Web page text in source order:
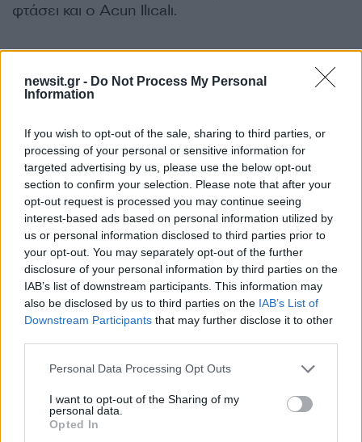
newsit.gr - Do Not Process My Personal
Information
If you wish to opt-out of the sale, sharing to third parties, or
processing of your personal or sensitive information for
targeted advertising by us, please use the below opt-out
section to confirm your selection. Please note that after your
opt-out request is processed you may continue seeing
interest-based ads based on personal information utilized by
us or personal information disclosed to third parties prior to
your opt-out. You may separately opt-out of the further
disclosure of your personal information by third parties on the
IAB’s list of downstream participants. This information may
also be disclosed by us to third parties on the IAB’s List of
Downstream Participants that may further disclose it to other
Please note that this website/app uses one or more Google
not limited to your visit or usage behaviour. You may click to
grant or deny consent to Google and its third-party tags to
use your data for below specified purposes in below Google
Personal Data Processing Opt Outs
I want to opt-out of the Sharing of my
personal data.
Opted In
φτάσει και ο Acun Ilıcalı.
Οι σκέψεις όλων μας βρίσκονται δίπλα στον
Σταύρο και την οικογένειά του, με την ευχή για
δύναμη και την καλύτερη δυνατή εξέλιξη της
ΔΙΑΦΗΜΙΣΗ
Αν τα χάσατε